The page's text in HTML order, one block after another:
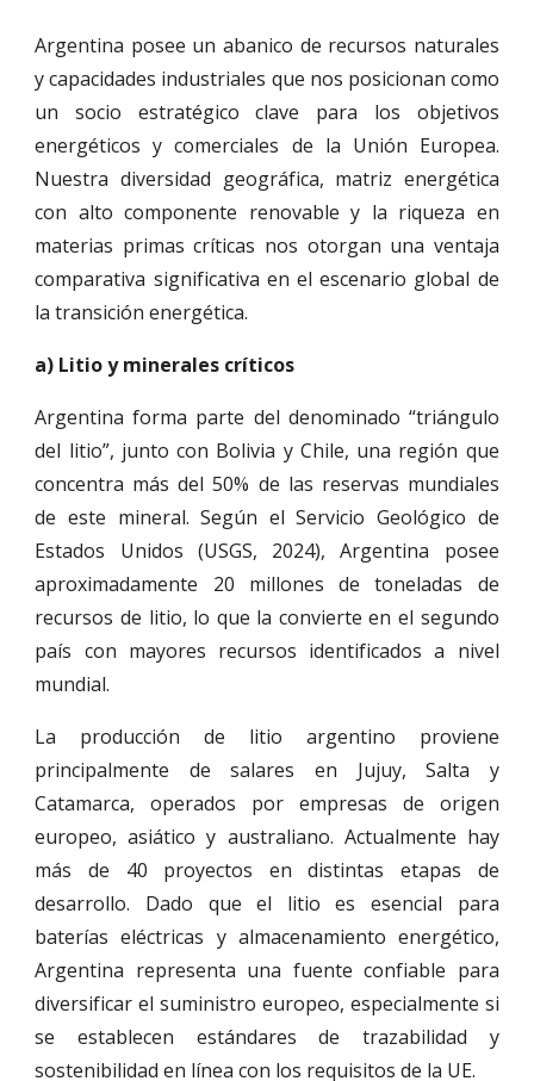
Argentina posee un abanico de recursos naturales
y capacidades industriales que nos posicionan como
un socio estratégico clave para los objetivos
energéticos y comerciales de la Unión Europea.
Nuestra diversidad geográfica, matriz energética
con alto componente renovable y la riqueza en
materias primas críticas nos otorgan una ventaja
comparativa significativa en el escenario global de
la transición energética.
a) Litio y minerales críticos
Argentina forma parte del denominado “triángulo
del litio”, junto con Bolivia y Chile, una región que
concentra más del 50% de las reservas mundiales
de este mineral. Según el Servicio Geológico de
Estados Unidos (USGS, 2024), Argentina posee
aproximadamente 20 millones de toneladas de
recursos de litio, lo que la convierte en el segundo
país con mayores recursos identificados a nivel
mundial.
La producción de litio argentino proviene
principalmente de salares en Jujuy, Salta y
Catamarca, operados por empresas de origen
europeo, asiático y australiano. Actualmente hay
más de 40 proyectos en distintas etapas de
desarrollo. Dado que el litio es esencial para
baterías eléctricas y almacenamiento energético,
Argentina representa una fuente confiable para
diversificar el suministro europeo, especialmente si
se establecen estándares de trazabilidad y
sostenibilidad en línea con los requisitos de la UE.